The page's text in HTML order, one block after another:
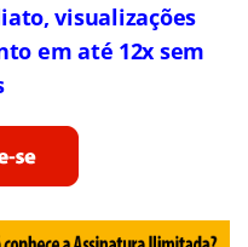
visualizações
em até 12x sem